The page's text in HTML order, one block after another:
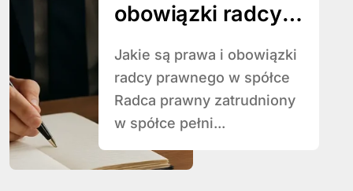
obowiązki radcy
spółce
Jakie są prawa i obowiązki
radcy prawnego w spółce
Radca prawny zatrudniony
w spółce pełni...